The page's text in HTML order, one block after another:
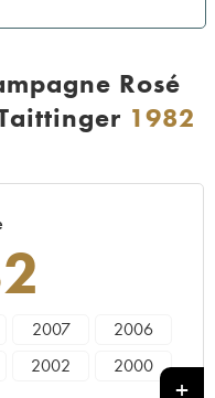
Rosé
1982
2007
2006
2002
2000